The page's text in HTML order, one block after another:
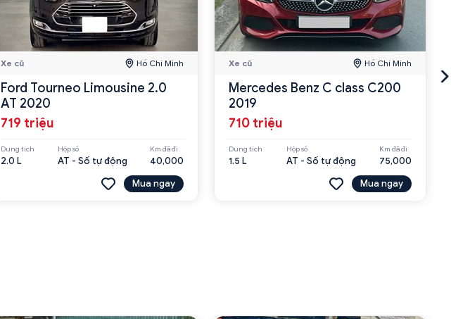
Xe cũ Hồ Chí Minh
Ford Tourneo Limousine 2.0
AT 2020
719 triệu
Dung tích
2.0 L
Hộp số
AT - Số tự động
Km đã đi
40,000
Mua ngay
Xe cũ Hồ Chí Minh
Mercedes Benz C class C200
2019
710 triệu
Dung tích
1.5 L
Hộp số
AT - Số tự động
Km đã đi
75,000
Mua ngay